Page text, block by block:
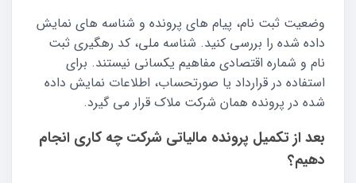
وضعیت ثبت نام، پیام های پرونده و شناسه های نمایش
داده شده را بررسی کنید. شناسه ملی، کد رهگیری ثبت
نام و شماره اقتصادی مفاهیم یکسانی نیستند. برای
استفاده در قرارداد یا صورتحساب، اطلاعات نمایش داده
شده در پرونده همان شرکت ملاک قرار می گیرد.
بعد از تکمیل پرونده مالیاتی شرکت چه کاری انجام
دهیم؟